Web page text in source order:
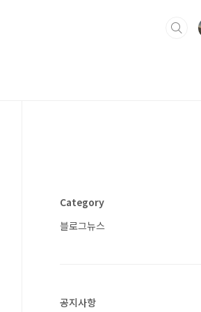
Category
블로그뉴스
공지사항